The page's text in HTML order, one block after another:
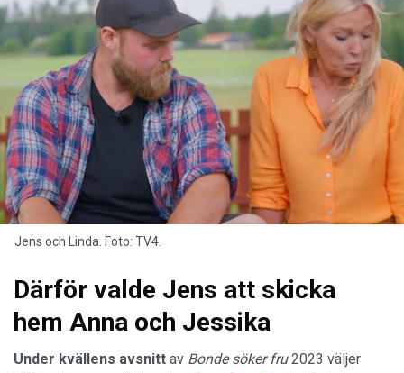
Jens och Linda. Foto: TV4.
Därför valde Jens att skicka
hem Anna och Jessika
Under kvällens avsnitt av Bonde söker fru2023 väljer